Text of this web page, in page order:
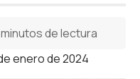
enero de 2024
de lectura